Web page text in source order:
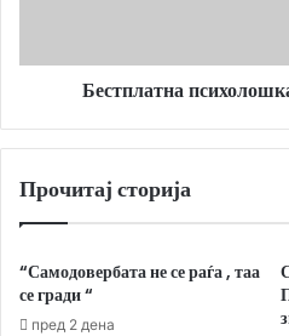
Бестплатна
Прочитај сторија
“Самодовербата не се раѓа , таа
се гради “
пред 2 дена